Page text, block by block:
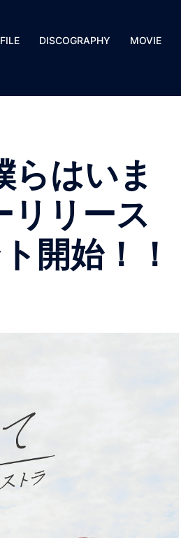
DISCOGRAPHY MOVIE
はいま
リリース
開始！！